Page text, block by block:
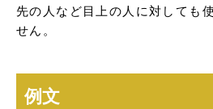
先の人など目上の人に対しても
せん。
例文